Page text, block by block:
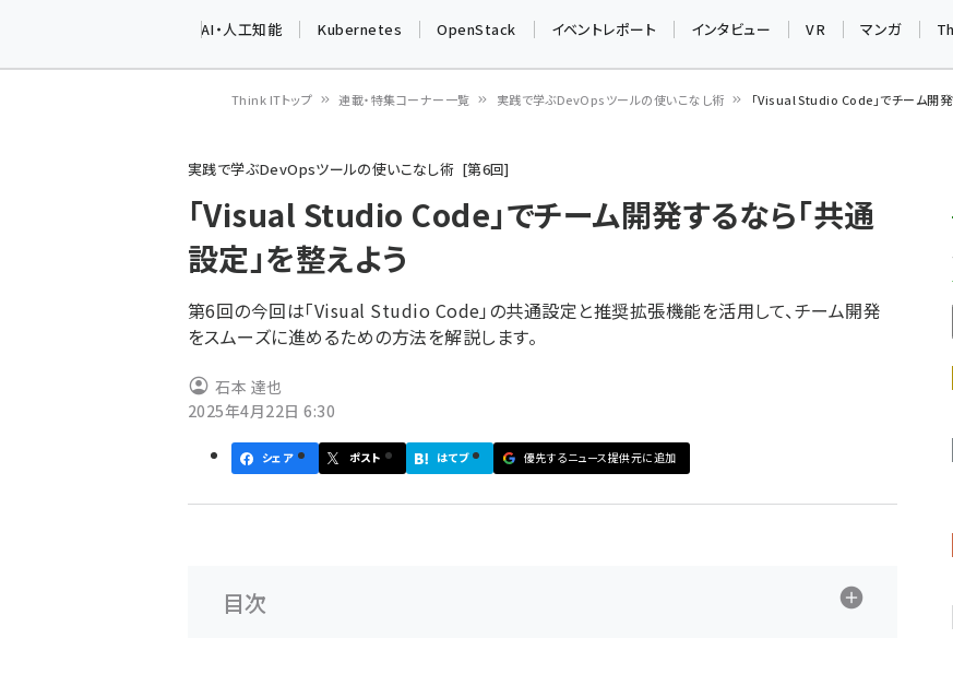
AI・人工知能 Kubernetes OpenStack イベントレポート インタビュー VR マンガ
ン
く
ず
Think ITトップ 連載・特集コーナー一覧 実践で学ぶDevOpsツールの使いこなし術 「Visual Studio Code」でチーム開発
実践で学ぶDevOpsツールの使いこなし術 第6回
「Visual Studio Code」でチーム開発するなら「共通
設定」を整えよう
第6回の今回は「Visual Studio Code」の共通設定と推奨拡張機能を活用して、チーム開発
をスムーズに進めるための方法を解説します。
石本 達也
2025年4月22日 6:30
シェア ポスト はてブ 優先するニュース提供元に追加
目次